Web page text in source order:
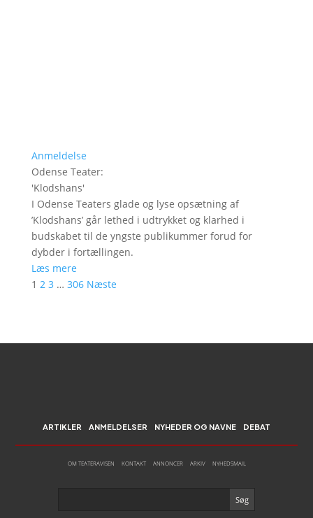
Anmeldelse
Odense Teater:
'Klodshans'
I Odense Teaters glade og lyse opsætning af
’Klodshans’ går lethed i udtrykket og klarhed i
budskabet til de yngste publikummer forud for
dybder i fortællingen.
Læs mere
1 2 3 … 306 Næste
ARTIKLER ANMELDELSER NYHEDER OG NAVNE DEBAT
OM TEATERAVISEN KONTAKT ANNONCER ARKIV NYHEDSMAIL